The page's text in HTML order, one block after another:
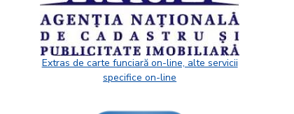
Extras de carte funciară on-line, alte servicii
specifice on-line